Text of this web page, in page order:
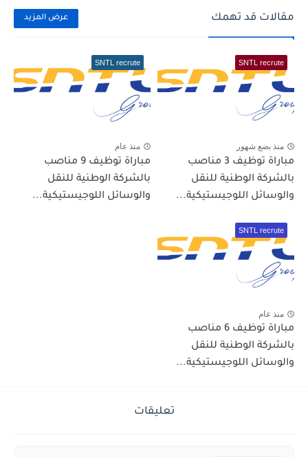
مقالات قد تهمك عرض المزيد
SNTL recrute
منذ بضع شهور
مباراة توظيف 3 مناصب
بالشركة الوطنية للنقل
والوسائل اللوجيستيكية...
SNTL recrute
منذ عام
مباراة توظيف 9 مناصب
بالشركة الوطنية للنقل
والوسائل اللوجيستيكية...
SNTL recrute
منذ عام
مباراة توظيف 6 مناصب
بالشركة الوطنية للنقل
والوسائل اللوجيستيكية...
تعليقات